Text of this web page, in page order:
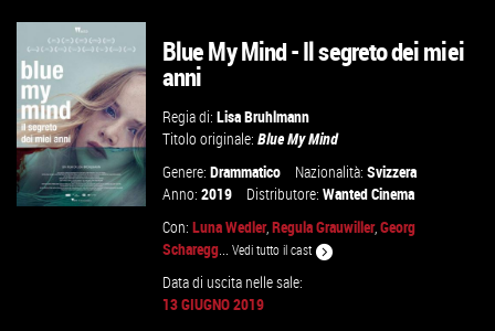
GUARDA IL TRAILER
VAI ALLA SCHEDA
Blue My Mind - Il segreto dei miei
anni
Regia di:Lisa Bruhlmann
Titolo originale:Blue My Mind
Genere:Drammatico Nazionalità:Svizzera
Anno:2019 Distributore:Wanted Cinema
Con:Luna Wedler,Regula Grauwiller,Georg
Scharegg ...Vedi tutto il cast
Data di uscita nelle sale:
13 GIUGNO 2019